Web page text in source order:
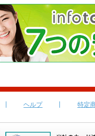
ヘルプ 特定